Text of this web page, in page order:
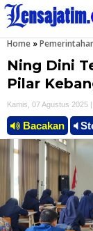
Home »
Ning Dini
Pilar
Kamis, 07 Agustus 2025
Bacakan